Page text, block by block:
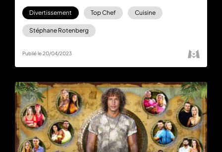
saison 14 dans cet article ainsi que le lien pour regarder
le replay, disponible gratuitement sur 6play.
Divertissement Top Chef Cuisine
Stéphane Rotenberg
Publié le 20/04/2023